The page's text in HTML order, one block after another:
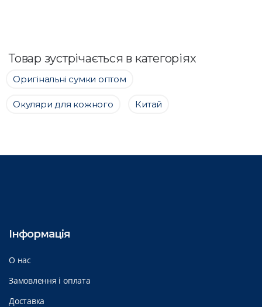
Товар зустрічається в категоріях
Оригінальні сумки оптом
Окуляри для кожного Китай
Інформація
О нас
Замовлення і оплата
Доставка